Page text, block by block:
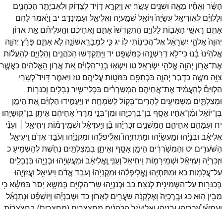
הַשָּׂ֔ר וְאֶחָ֕יו מֵאָ֖ה וּשְׁנֵ֥ים עָשָֽׂר׃ יא וַיִּקְרָ֣אדָוִ֔ידלְצָד֥וֹק וּלְאֶבְיָתָ֖ר הַכֹּֽהֲנִ֑ים
וְלַלְוִיִּ֗ם לְאֽוּרִיאֵ֤לעֲשָׂיָה֙ וְיוֹאֵ֣ל שְׁמַֽעְיָ֔ה וֶאֱלִיאֵ֖ל וְעַמִּינָדָֽב׃ יב וַיֹּ֣אמֶרלָהֶ֔ם
אַתֶּ֛ם רָאשֵׁ֥י הָאָב֖וֹתלַלְוִיִּ֑ם הִֽתְקַדְּשׁוּ֙אַתֶּ֣ם וַאֲחֵיכֶ֔ם וְהַֽעֲלִיתֶ֗ם אֵ֣תאֲר֤וֹן
יְהוָה֙אֱלֹהֵ֣י יִשְׂרָאֵ֔לאֶל־הֲכִינ֖וֹתִי לֽוֹ׃ יגכִּ֛י לְמַבָּרִ֥אשׁוֹנָ֖ה לֹ֣אאַתֶּ֑ם פָּרַ֨ץ יְהוָ֤ה
אֱלֹהֵ֙ינוּ֙ בָּ֔נוּכִּי־לֹ֥אדְרַשְׁנֻ֖הוּכַּמִּשְׁפָּֽט׃ יד וַיִּֽתְקַדְּשׁ֔וּ הַכֹּהֲנִ֖ים וְהַלְוִיִּ֑ם לְהַעֲל֕וֹת
אֶת־אֲר֥וֹן יְהוָ֖ה אֱלֹהֵ֥י יִשְׂרָאֵֽל׃טו וַיִּשְׂא֣וּ בְנֵֽי־הַלְוִיִּ֗ם אֵ֚תאֲר֣וֹן הָֽאֱלֹהִ֔ים כַּאֲשֶׁ֛ר
צִוָּ֥ה מֹשֶׁ֖ה כִּדְבַ֣ר יְהוָ֑ה בִּכְתֵפָ֥ם בַּמֹּט֖וֹתעֲלֵיהֶֽם׃ טז וַיֹּ֣אמֶרדָּוִיד֮לְשָׂרֵ֣י
הַלְוִיִּם֒ לְהַֽעֲמִ֗ידאֶת־אֲחֵיהֶם֙ הַמְשֹׁ֣רְרִ֔ים בִּכְלֵי־שִׁ֛יר נְבָלִ֥ים וְכִנֹּר֖וֹת
וּמְצִלְתָּ֑יִם מַשְׁמִיעִ֥ים לְהָרִֽים־בְּק֖וֹללְשִׂמְחָֽה׃ יז וַיַּעֲמִ֣ידוּ הַלְוִיִּ֗ם אֵ֚ת הֵימָ֣ן
בֶּן־יוֹאֵ֔ל וּמִ֨ן־אֶחָ֔יו אָסָ֖ף בֶּן־בֶּֽרֶכְיָ֑הוּ וּמִן־בְּנֵ֤י מְרָרִי֙אֲחֵיהֶ֔ם אֵיתָ֖ן בֶּן־קֽוּשָׁיָֽהוּ׃
יח וְעִמָּהֶ֖ם אֲחֵיהֶ֣ם הַמִּשְׁנִ֑ים זְכַרְיָ֡הוּ בֵּ֡ן וְיַֽעֲזִיאֵ֡ל וּשְׁמִֽירָמ֡וֹת וִיחִיאֵ֣ל ׀
וְעֻנִּ֡י
אֱלִיאָ֡ב וּבְנָיָ֡הוּ וּמַֽעֲשֵׂיָ֡הוּ וּמַתִּתְיָהוּ֩ וֶאֱלִ֨יפְלֵ֜הוּ וּמִקְנֵיָ֨הוּ וְעֹבֵ֥דאֱדֹ֛ם וִֽיעִיאֵ֖ל
הַשֹּׁעֲרִֽים׃ יט וְהַמְשֹׁ֣רְרִ֔ים הֵימָ֥ן אָסָ֖ף וְאֵיתָ֑ן בִּמְצִלְתַּ֥יִם נְחֹ֖שֶׁתלְהַשְׁמִֽיעַ׃כ
וּזְכַרְיָ֨ה וַעֲזִיאֵ֜ל וּשְׁמִֽירָמ֤וֹת וִֽיחִיאֵל֙ וְעֻנִּ֣י וֶֽאֱלִיאָ֔ב וּמַעֲשֵׂיָ֖הוּ וּבְנָיָ֑הוּ בִּנְבָלִ֖ים
עַל־עֲלָמֽוֹת׃כא וּמַתִּתְיָ֣הוּ וֶאֱלִֽיפְלֵ֗הוּ וּמִקְנֵיָ֙הוּ֙ וְעֹבֵ֣דאֱדֹ֔ם וִֽיעִיאֵ֖ל וַעֲזַזְיָ֑הוּ
בְּכִנֹּר֥וֹתעַל־הַשְּׁמִינִ֖יתלְנַצֵּֽחַ׃ כב וּכְנַנְיָ֥הוּ שַֽׂר־הַלְוִיִּ֖ם בְּמַשָּׂ֑א יָסֹר֙ בַּמַּשָּׂ֔אכִּ֥י
מֵבִ֖ין הֽוּא׃כג וּבֶֽרֶכְיָה֙ וְאֶלְקָנָ֔ה שֹׁעֲרִ֖ים לָאָרֽוֹן׃ כד וּשְׁבַנְיָ֡הוּ וְיֽוֹשָׁפָ֡ט וּנְתַנְאֵ֡ל